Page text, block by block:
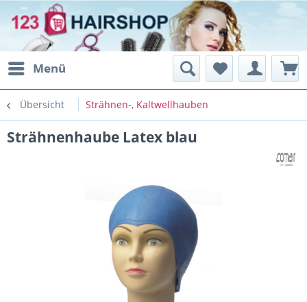
Menü
Übersicht Strähnen-, Kaltwellhauben
Strähnenhaube Latex blau